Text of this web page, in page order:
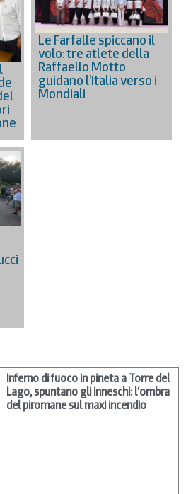
Le Farfalle spiccano il
volo: tre atlete della
Raffaello Motto
guidano l’Italia verso i
Mondiali
Inferno di fuoco in pineta a Torre del
Lago, spuntano gli inneschi: l’ombra
del piromane sul maxi incendio